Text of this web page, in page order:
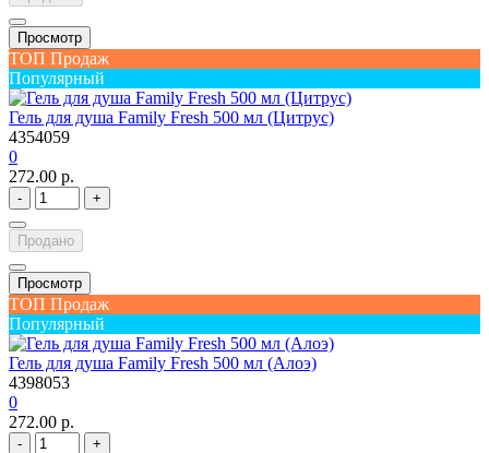
Просмотр
ТОП Продаж
Популярный
Гель для душа Family Fresh 500 мл (Цитрус)
4354059
0
272.00 р.
- +
Продано
Просмотр
ТОП Продаж
Популярный
Гель для душа Family Fresh 500 мл (Алоэ)
4398053
0
272.00 р.
- +